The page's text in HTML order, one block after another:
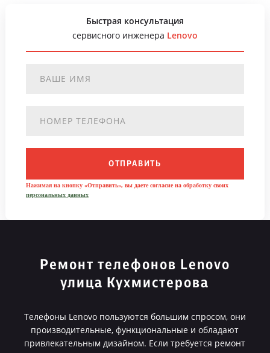
Быстрая консультация
сервисного инженера Lenovo
ОТПРАВИТЬ
Нажимая на кнопку «Отправить», вы даете согласие на обработку своих
персональных данных
Ремонт телефонов Lenovo
улица Кухмистерова
Телефоны Lenovo пользуются большим спросом, они
производительные, функциональные и обладают
привлекательным дизайном. Если требуется ремонт